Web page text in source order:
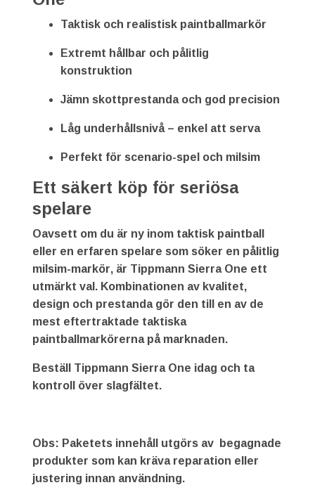
Taktisk och realistisk paintballmarkör
Extremt hållbar och pålitlig
konstruktion
Jämn skottprestanda och god precision
Låg underhållsnivå – enkel att serva
Perfekt för scenario-spel och milsim
Ett säkert köp för seriösa
spelare
Oavsett om du är ny inom taktisk paintball
eller en erfaren spelare som söker en pålitlig
milsim-markör, är Tippmann Sierra One ett
utmärkt val. Kombinationen av kvalitet,
design och prestanda gör den till en av de
mest eftertraktade taktiska
paintballmarkörerna på marknaden.
Beställ Tippmann Sierra One idag och ta
kontroll över slagfältet.
Obs: Paketets innehåll utgörs av begagnade
produkter som kan kräva reparation eller
justering innan användning.